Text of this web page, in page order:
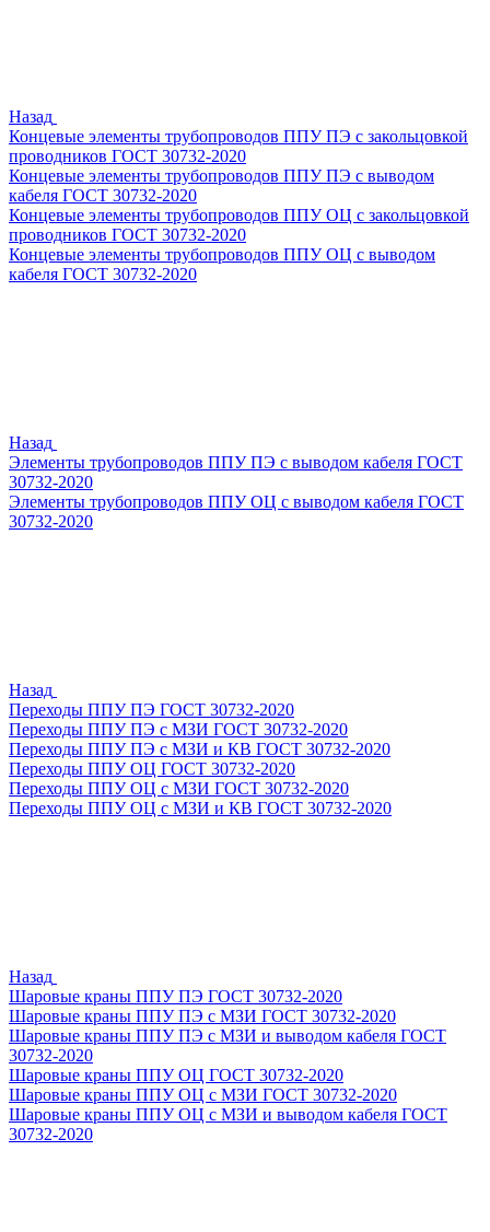
Назад
Концевые элементы трубопроводов ППУ ПЭ с закольцовкой
проводников ГОСТ 30732-2020
Концевые элементы трубопроводов ППУ ПЭ с выводом
кабеля ГОСТ 30732-2020
Концевые элементы трубопроводов ППУ ОЦ с закольцовкой
проводников ГОСТ 30732-2020
Концевые элементы трубопроводов ППУ ОЦ с выводом
кабеля ГОСТ 30732-2020
Назад
Элементы трубопроводов ППУ ПЭ с выводом кабеля ГОСТ
30732-2020
Элементы трубопроводов ППУ ОЦ с выводом кабеля ГОСТ
30732-2020
Назад
Переходы ППУ ПЭ ГОСТ 30732-2020
Переходы ППУ ПЭ с МЗИ ГОСТ 30732-2020
Переходы ППУ ПЭ с МЗИ и КВ ГОСТ 30732-2020
Переходы ППУ ОЦ ГОСТ 30732-2020
Переходы ППУ ОЦ с МЗИ ГОСТ 30732-2020
Переходы ППУ ОЦ с МЗИ и КВ ГОСТ 30732-2020
Назад
Шаровые краны ППУ ПЭ ГОСТ 30732-2020
Шаровые краны ППУ ПЭ с МЗИ ГОСТ 30732-2020
Шаровые краны ППУ ПЭ с МЗИ и выводом кабеля ГОСТ
30732-2020
Шаровые краны ППУ ОЦ ГОСТ 30732-2020
Шаровые краны ППУ ОЦ с МЗИ ГОСТ 30732-2020
Шаровые краны ППУ ОЦ с МЗИ и выводом кабеля ГОСТ
30732-2020